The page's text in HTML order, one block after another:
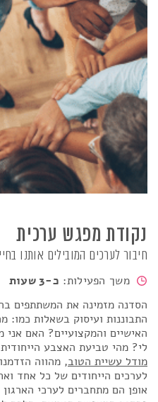
נקודת מפגש ערכית
חיבור לערכים המובילים אותנו
משך הפעילות: כ-3 שעות
הסדנה מזמינה את המשתתפים
התבוננות ועיסוק בשאלות כמו:
האישיים והמקצועיים? האם
לי? מהי טביעת האצבע
מודל עשיית הטוב, מהווה
לערכים הייחודים של כל אחד
אופן הם מתחברים לערכי הארגון